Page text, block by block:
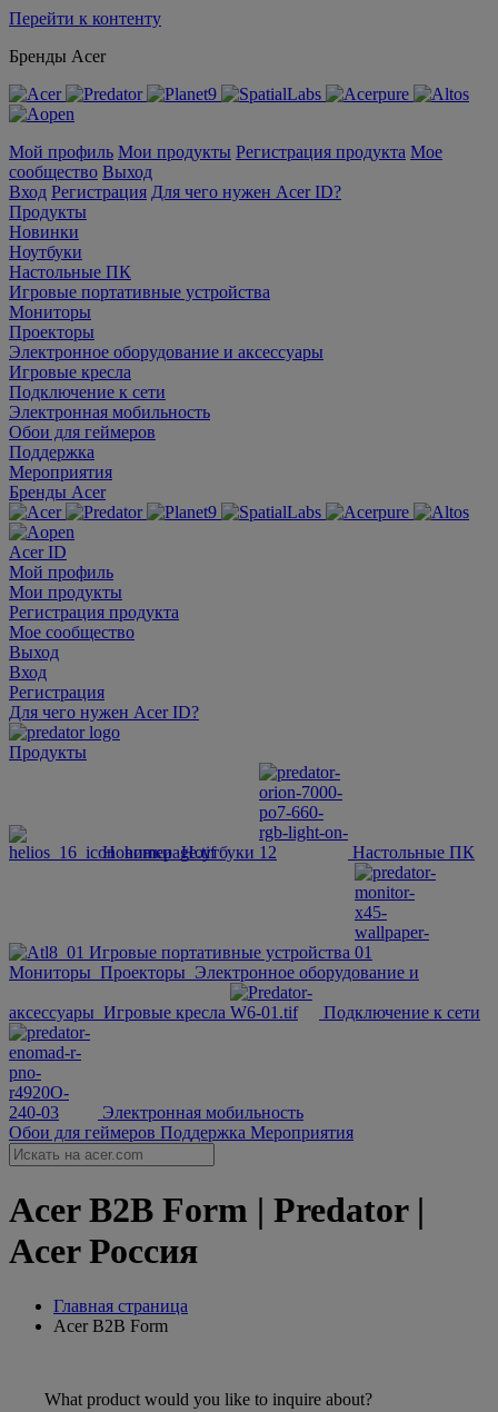
Перейти к контенту
Бренды Acer
Мой профиль Мои продукты Регистрация продукта Мое
сообщество Выход
Вход Регистрация Для чего нужен Acer ID?
Продукты
Новинки
Ноутбуки
Настольные ПК
Игровые портативные устройства
Мониторы
Проекторы
Электронное оборудование и аксессуары
Игровые кресла
Подключение к сети
Электронная мобильность
Обои для геймеров
Поддержка
Мероприятия
Бренды Acer
Acer ID
Мой профиль
Мои продукты
Регистрация продукта
Мое сообщество
Выход
Вход
Регистрация
Для чего нужен Acer ID?
Продукты
Новинки Ноутбуки Настольные ПК
Игровые портативные устройства
Мониторы Проекторы Электронное оборудование и
аксессуары Игровые кресла Подключение к сети
Электронная мобильность
Обои для геймеров Поддержка Мероприятия
Acer B2B Form | Predator |
Acer Россия
Главная страница
Acer B2B Form
What product would you like to inquire about?